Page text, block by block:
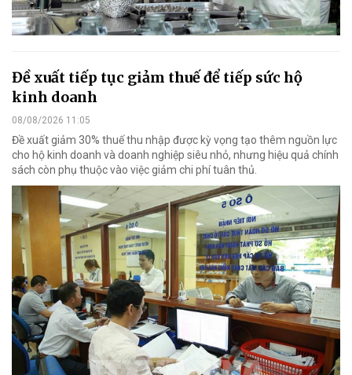
Đề xuất tiếp tục giảm thuế để tiếp sức hộ
kinh doanh
08/08/2026 11:05
Đề xuất giảm 30% thuế thu nhập được kỳ vọng tạo thêm nguồn lực
cho hộ kinh doanh và doanh nghiệp siêu nhỏ, nhưng hiệu quả chính
sách còn phụ thuộc vào việc giảm chi phí tuân thủ.